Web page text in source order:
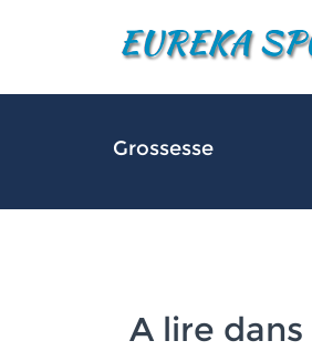
Grossesse
A lire dans